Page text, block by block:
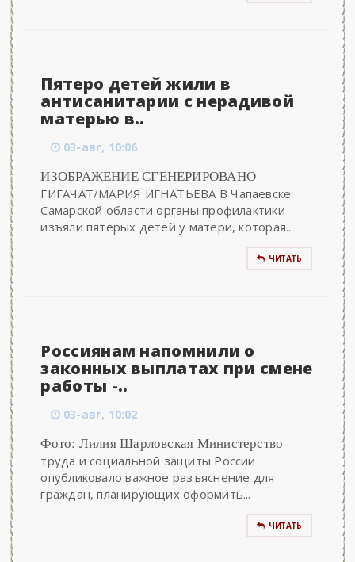
Пятеро детей жили в
антисанитарии с нерадивой
матерью в..
03-авг, 10:06
ИЗОБРАЖЕНИЕ СГЕНЕРИРОВАНО
ГИГАЧАТ/МАРИЯ ИГНАТЬЕВА В Чапаевске
Самарской области органы профилактики
изъяли пятерых детей у матери, которая...
ЧИТАТЬ
Россиянам напомнили о
законных выплатах при смене
работы -..
03-авг, 10:02
Фото: Лилия Шарловская Министерство
труда и социальной защиты России
опубликовало важное разъяснение для
граждан, планирующих оформить...
ЧИТАТЬ